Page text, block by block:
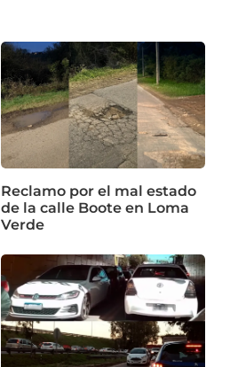
Reclamo por el mal estado
de la calle Boote en Loma
Verde